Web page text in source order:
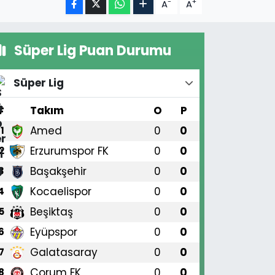
A A
Süper Lig Puan Durumu
Süper Lig
Takım O P
1 Amed 0 0
Erzurumspor FK 0 0
Başakşehir 0 0
Kocaelispor 0 0
Beşiktaş 0 0
Eyüpspor 0 0
Galatasaray 0 0